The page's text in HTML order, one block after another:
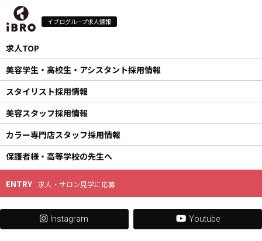
イブログループ求人情報
求人TOP
美容学生・高校生・アシスタント採用情報
スタイリスト採用情報
美容スタッフ採用情報
カラー専門店スタッフ採用情報
保護者様・ 高等学校の先生へ
ENTRY 求人・サロン見学に応募
Instagram Youtube
美容学生・高校生・アシスタント採用情報
Recruiting Information
美容師になるまで